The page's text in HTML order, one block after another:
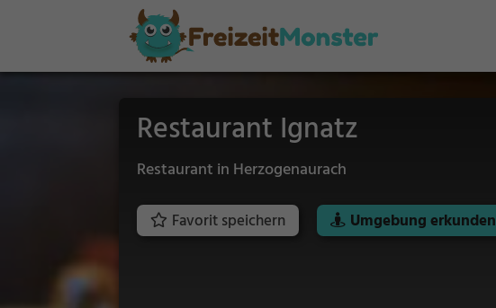
Restaurant Ignatz
Restaurant in Herzogenaurach
Favorit speichern Umgebung erkunden